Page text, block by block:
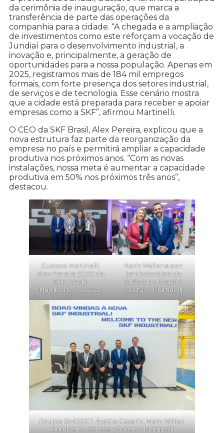
da cerimônia de inauguração, que marca a
transferência de parte das operações da
companhia para a cidade. “A chegada e a ampliação
de investimentos como este reforçam a vocação de
Jundiaí para o desenvolvimento industrial, a
inovação e, principalmente, a geração de
oportunidades para a nossa população. Apenas em
2025, registramos mais de 184 mil empregos
formais, com forte presença dos setores industrial,
de serviços e de tecnologia. Esse cenário mostra
que a cidade está preparada para receber e apoiar
empresas como a SKF”, afirmou Martinelli.
O CEO da SKF Brasil, Alex Pereira, explicou que a
nova estrutura faz parte da reorganização da
empresa no país e permitirá ampliar a capacidade
produtiva nos próximos anos. “Com as novas
instalações, nossa meta é aumentar a capacidade
produtiva em 50% nos próximos três anos”,
destacou.
Gustavo Martinelli,
Alex Pereira (CEO da
SKF Brasil),
Humberto Cereser
Karin Wallensteen
(embaixadora da
Suécia no Brasil) e
Gustavo Martinelli
Equipe SMDECT: Áretha Casarin, Mark Willian
Humberto Cereser, Gustavo Martinelli